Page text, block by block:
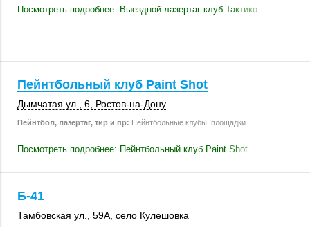
Посмотреть подробнее: Выездной лазертаг клуб Тактико
Пейнтбольный клуб Paint Shot
Дымчатая ул., 6 Ростов-на-Дону
Пейнтбол, лазертаг, тир и пр: Пейнтбольные клубы, площадки
Посмотреть подробнее: Пейнтбольный клуб Paint Shot
Б-41
Тамбовская ул. 59А село Кулешовка